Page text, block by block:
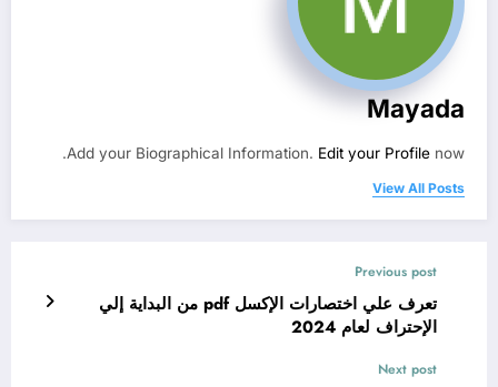
Mayada
Add your Biographical Information. Edit your Profile now.
View All Posts
Previous post
تعرف علي اختصارات الإكسل pdf من البداية إلي
الإحتراف لعام 2024
Next post